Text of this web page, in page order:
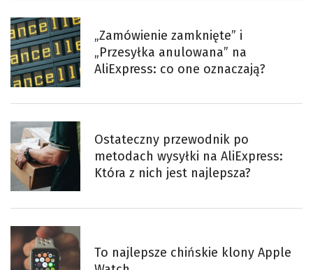
„Zamówienie zamknięte” i
„Przesyłka anulowana” na
AliExpress: co one oznaczają?
Ostateczny przewodnik po
metodach wysyłki na AliExpress:
Która z nich jest najlepsza?
To najlepsze chińskie klony Apple